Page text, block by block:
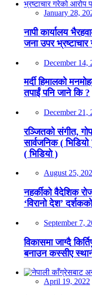
January 28,
नापी कार्यालय
जना उपर
December 14,
मर्दी हिमालको
तपाईं पनि जाने कि ?
December 21,
रञ्जितको संगीत,
सार्वजनिक (
( भिडियो )
August 25,
नहर्कीको वैदेशिक
‘विरानो देश’
September 7,
विकासमा जाग्दै
बनाउन कस्सीए
April 19, 2022